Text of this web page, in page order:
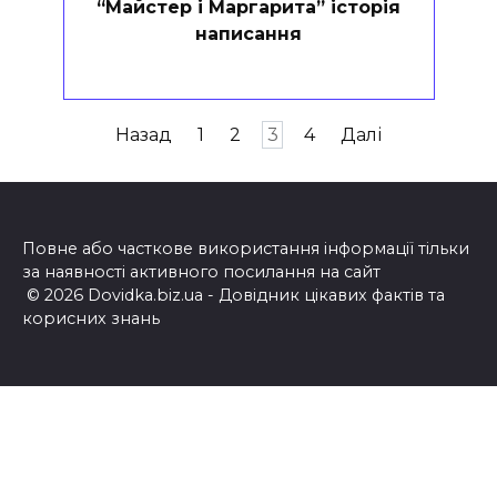
“Майстер і Маргарита” історія
написання
Назад 1 2 3 4 Далі
Повне або часткове використання інформації тільки
за наявності активного посилання на сайт
© 2026 Dovidka.biz.ua - Довідник цікавих фактів та
корисних знань